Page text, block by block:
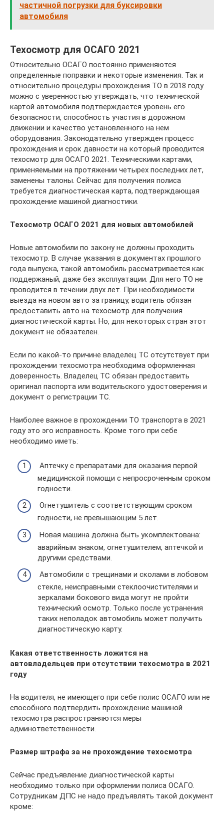
частичной погрузки для буксировки
автомобиля
Техосмотр для ОСАГО 2021
Относительно ОСАГО постоянно применяются
определенные поправки и некоторые изменения. Так и
относительно процедуры прохождения ТО в 2018 году
можно с уверенностью утверждать, что технической
картой автомобиля подтверждается уровень его
безопасности, способность участия в дорожном
движении и качество установленного на нем
оборудования. Законодательно утвержден процесс
прохождения и срок давности на который проводится
техосмотр для ОСАГО 2021. Техническими картами,
применяемыми на протяжении четырех последних лет,
заменены талоны. Сейчас для получения полиса
требуется диагностическая карта, подтверждающая
прохождение машиной диагностики.
Техосмотр ОСАГО 2021 для новых автомобилей
Новые автомобили по закону не должны проходить
техосмотр. В случае указания в документах прошлого
года выпуска, такой автомобиль рассматривается как
поддержаный, даже без эксплуатации. Для него ТО не
проводится в течении двух лет. При необходимости
выезда на новом авто за границу, водитель обязан
предоставить авто на техосмотр для получения
диагностической карты. Но, для некоторых стран этот
документ не обязателен.
Если по какой-то причине владелец ТС отсутствует при
прохождении техосмотра необходима оформленная
доверенность. Владелец ТС обязан предоставить
оригинал паспорта или водительского удостоверения и
документ о регистрации ТС.
Наиболее важное в прохождении ТО транспорта в 2021
году это эго исправность. Кроме того при себе
необходимо иметь:
Аптечку с препаратами для оказания первой
медицинской помощи с непросроченным сроком
годности.
Огнетушитель с соответствующим сроком
годности, не превышающим 5 лет.
Новая машина должна быть укомплектована:
аварийным знаком, огнетушителем, аптечкой и
другими средствами.
Автомобили с трещинами и сколами в лобовом
стекле, неисправными стеклоочистителями и
зеркалами бокового вида могут не пройти
технический осмотр. Только после устранения
таких неполадок автомобиль может получить
диагностическую карту.
Какая ответственность ложится на
автовладельцев при отсутствии техосмотра в 2021
году
На водителя, не имеющего при себе полис ОСАГО или не
способного подтвердить прохождение машиной
техосмотра распространяются меры
админответственности.
Размер штрафа за не прохождение техосмотра
Сейчас предъявление диагностической карты
необходимо только при оформлении полиса ОСАГО.
Сотрудникам ДПС не надо предъявлять такой документ
кроме: